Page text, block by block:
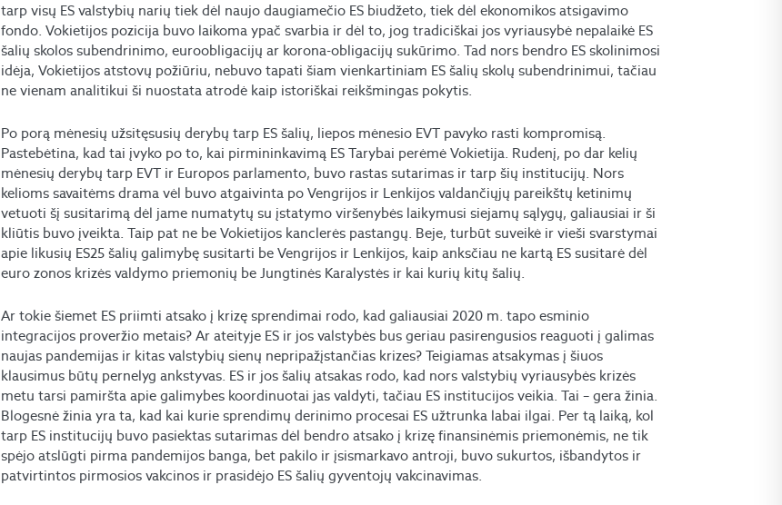
tarp visų ES valstybių narių tiek dėl naujo daugiamečio ES biudžeto, tiek dėl ekonomikos atsigavimo
fondo. Vokietijos pozicija buvo laikoma ypač svarbia ir dėl to, jog tradiciškai jos vyriausybė nepalaikė ES
šalių skolos subendrinimo, euroobligacijų ar korona-obligacijų sukūrimo. Tad nors bendro ES skolinimosi
idėja, Vokietijos atstovų požiūriu, nebuvo tapati šiam vienkartiniam ES šalių skolų subendrinimui, tačiau
ne vienam analitikui ši nuostata atrodė kaip istoriškai reikšmingas pokytis.
Po porą mėnesių užsitęsusių derybų tarp ES šalių, liepos mėnesio EVT pavyko rasti kompromisą.
Pastebėtina, kad tai įvyko po to, kai pirmininkavimą ES Tarybai perėmė Vokietija. Rudenį, po dar kelių
mėnesių derybų tarp EVT ir Europos parlamento, buvo rastas sutarimas ir tarp šių institucijų. Nors
kelioms savaitėms drama vėl buvo atgaivinta po Vengrijos ir Lenkijos valdančiųjų pareikštų ketinimų
vetuoti šį susitarimą dėl jame numatytų su įstatymo viršenybės laikymusi siejamų sąlygų, galiausiai ir ši
kliūtis buvo įveikta. Taip pat ne be Vokietijos kanclerės pastangų. Beje, turbūt suveikė ir vieši svarstymai
apie likusių ES25 šalių galimybę susitarti be Vengrijos ir Lenkijos, kaip anksčiau ne kartą ES susitarė dėl
euro zonos krizės valdymo priemonių be Jungtinės Karalystės ir kai kurių kitų šalių.
Ar tokie šiemet ES priimti atsako į krizę sprendimai rodo, kad galiausiai 2020 m. tapo esminio
integracijos proveržio metais? Ar ateityje ES ir jos valstybės bus geriau pasirengusios reaguoti į galimas
naujas pandemijas ir kitas valstybių sienų nepripažįstančias krizes? Teigiamas atsakymas į šiuos
klausimus būtų pernelyg ankstyvas. ES ir jos šalių atsakas rodo, kad nors valstybių vyriausybės krizės
metu tarsi pamiršta apie galimybes koordinuotai jas valdyti, tačiau ES institucijos veikia. Tai – gera žinia.
Blogesnė žinia yra ta, kad kai kurie sprendimų derinimo procesai ES užtrunka labai ilgai. Per tą laiką, kol
tarp ES institucijų buvo pasiektas sutarimas dėl bendro atsako į krizę finansinėmis priemonėmis, ne tik
spėjo atslūgti pirma pandemijos banga, bet pakilo ir įsismarkavo antroji, buvo sukurtos, išbandytos ir
patvirtintos pirmosios vakcinos ir prasidėjo ES šalių gyventojų vakcinavimas.